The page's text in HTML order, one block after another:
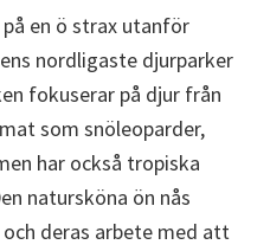
en ö strax utanför
nordligaste djurparker
fokuserar på djur från
som snöleoparder,
har också tropiska
natursköna ön nås
deras arbete med att